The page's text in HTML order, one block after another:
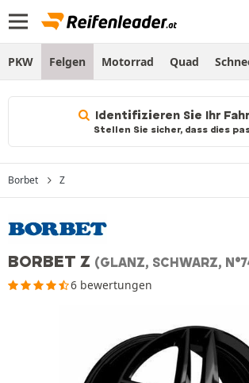
PKW Felgen Motorrad Quad
Identifizieren Sie Ihr
Stellen Sie sicher, dass dies
Borbet Z
BORBET Z (GLANZ, SCHWARZ,
6 bewertungen